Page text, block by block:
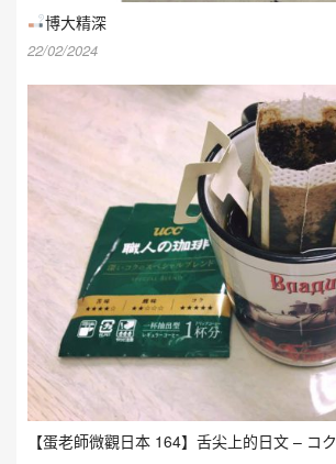
博大精深
22/02/2024
【蛋老師微觀日本 164】舌尖上的日文 – コク